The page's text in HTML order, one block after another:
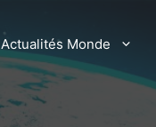
Actualités Monde